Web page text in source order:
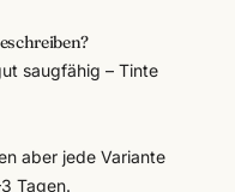
saugfähig – Tinte
aber jede Variante
Tagen.